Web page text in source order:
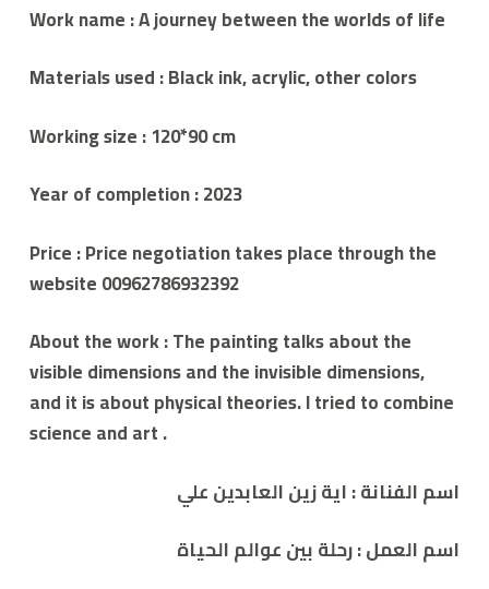
Work name : A journey between the worlds of life
Materials used : Black ink, acrylic, other colors
Working size : 120*90 cm
Year of completion : 2023
Price : Price negotiation takes place through the
website 00962786932392
About the work : The painting talks about the
visible dimensions and the invisible dimensions,
and it is about physical theories. I tried to combine
science and art .
اسم الفنانة :اية زين العابدين علي
اسم العمل :رحلة بين عوالم الحياة